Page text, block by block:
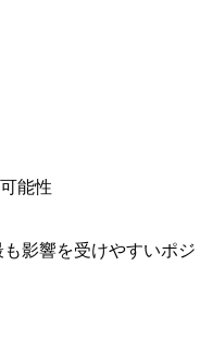
能性
影響を受けやすいポジ